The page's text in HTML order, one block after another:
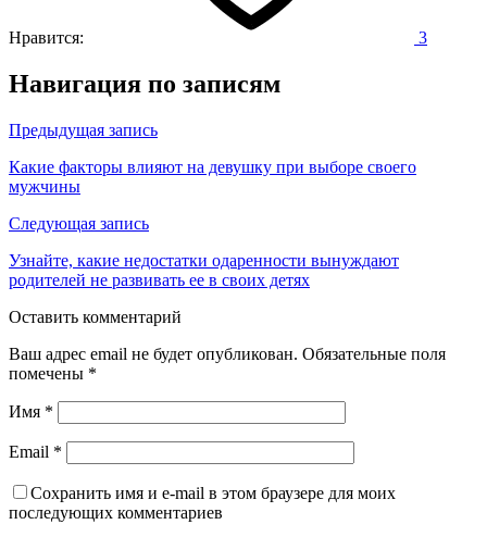
Нравится: 3
Навигация по записям
Предыдущая запись
Какие факторы влияют на девушку при выборе своего
мужчины
Следующая запись
Узнайте, какие недостатки одаренности вынуждают
родителей не развивать ее в своих детях
Оставить комментарий
Ваш адрес email не будет опубликован. Обязательные поля
помечены *
Имя *
Email *
Сохранить имя и e-mail в этом браузере для моих
последующих комментариев